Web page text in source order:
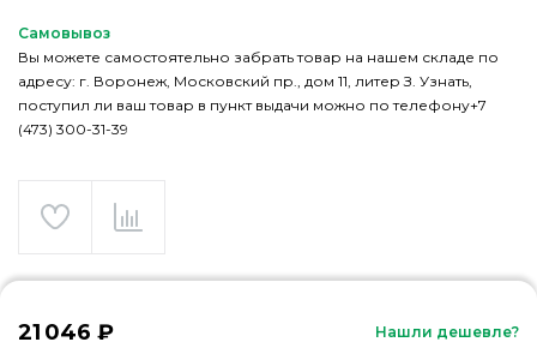
Самовывоз
Вы можете самостоятельно забрать товар на нашем складе по
адресу: г. Воронеж, Московский пр., дом 11, литер З. Узнать,
поступил ли ваш товар в пункт выдачи можно по телефону+7
(473) 300-31-39
21 046 ₽ Нашли дешевле?